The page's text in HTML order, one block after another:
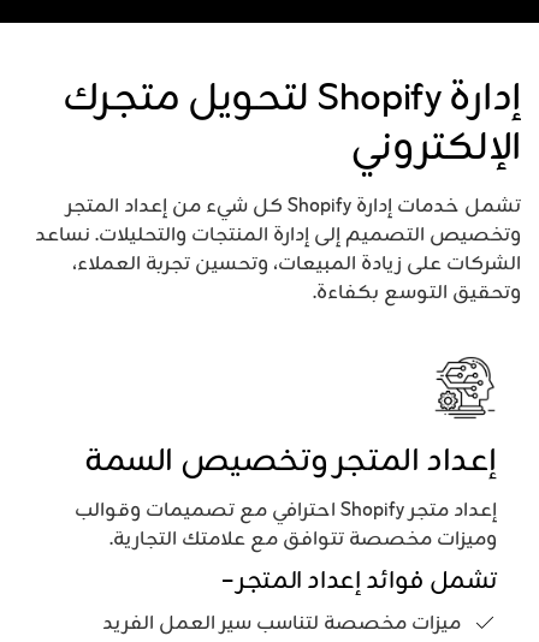
إدارة Shopify لتحويل متجرك
الإلكتروني
تشمل خدمات إدارة Shopify كل شيء من إعداد المتجر
وتخصيص التصميم إلى إدارة المنتجات والتحليلات. نساعد
الشركات على زيادة المبيعات، وتحسين تجربة العملاء،
وتحقيق التوسع بكفاءة.
إعداد المتجر وتخصيص السمة
إعداد متجر Shopify احترافي مع تصميمات وقوالب
وميزات مخصصة تتوافق مع علامتك التجارية.
تشمل فوائد إعداد المتجر –
ميزات مخصصة لتناسب سير العمل الفريد